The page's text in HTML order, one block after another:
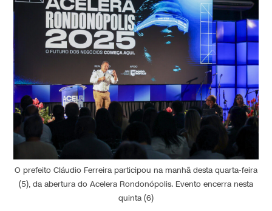
O prefeito Cláudio Ferreira participou na manhã desta quarta-feira
(5), da abertura do Acelera Rondonópolis. Evento encerra nesta
quinta (6)